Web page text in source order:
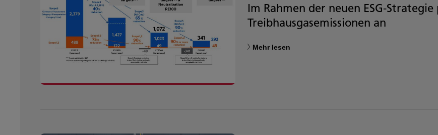
Im Rahmen der neuen ESG-
Treibhausgasemissionen an
Mehr lesen